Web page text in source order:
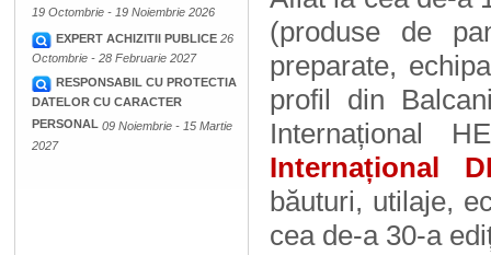
19 Octombrie - 19 Noiembrie 2026
EXPERT ACHIZITII PUBLICE 26
Octombrie - 28 Februarie 2027
RESPONSABIL CU PROTECTIA
DATELOR CU CARACTER
PERSONAL 09 Noiembrie - 15 Martie
2027
(produse de
preparate,
profil din
Internațional
Internațional
băuturi, utilaje,
cea de-a 30-a